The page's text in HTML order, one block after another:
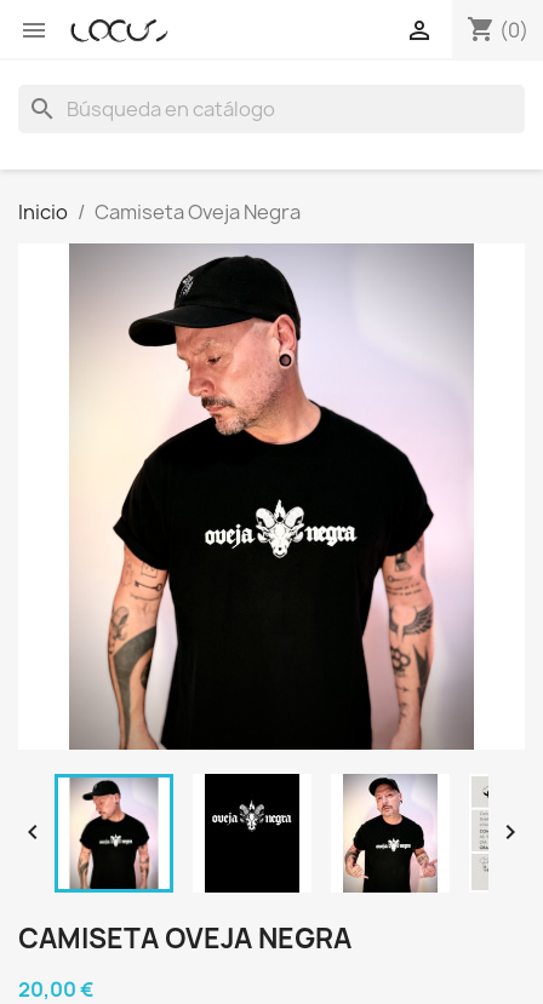
 shopping_cart (0)

search
Inicio Camiseta Oveja Negra
 
CAMISETA OVEJA NEGRA
20,00 €